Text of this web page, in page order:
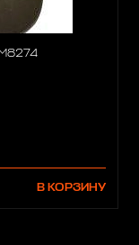
М8274
В КОРЗИНУ